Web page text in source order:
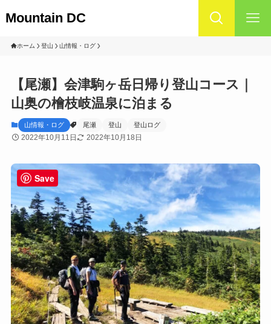
Mountain DC
ホーム 登山 山情報・ログ
【尾瀬】会津駒ヶ岳日帰り登山コース｜
山奥の檜枝岐温泉に泊まる
山情報・ログ 尾瀬 登山 登山ログ
2022年10月11日 2022年10月18日
Save